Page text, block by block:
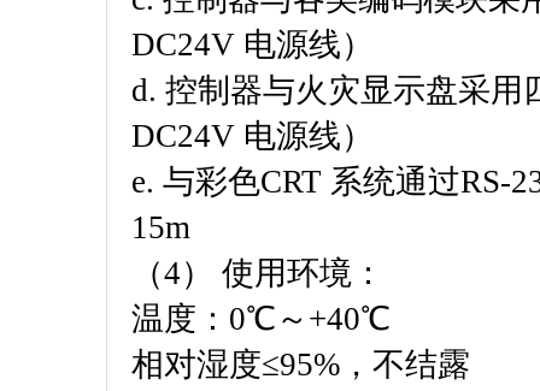
DC24V 电源线）
d. 控制器与火灾显示盘采
DC24V 电源线）
e. 与彩色CRT 系统通过RS-
15m
（4） 使用环境：
温度：0℃～+40℃
相对湿度≤95%，不结露